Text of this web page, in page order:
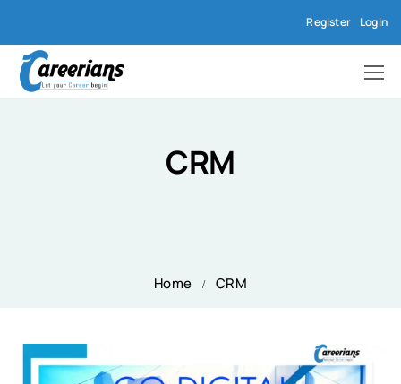
Register Login
CRM
Home CRM